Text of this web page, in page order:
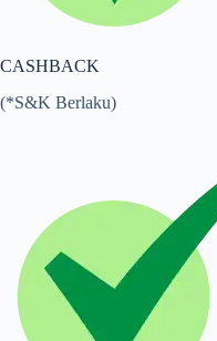
CASHBACK
(*S&K Berlaku)